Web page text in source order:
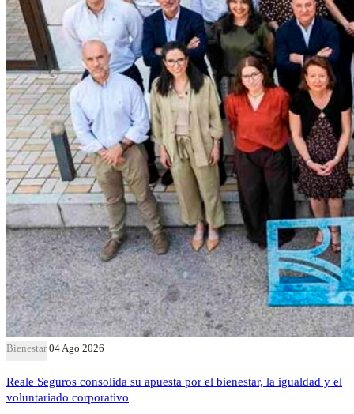
Bienestar 04 Ago 2026
Reale Seguros consolida su apuesta por el bienestar, la igualdad y el
voluntariado corporativo